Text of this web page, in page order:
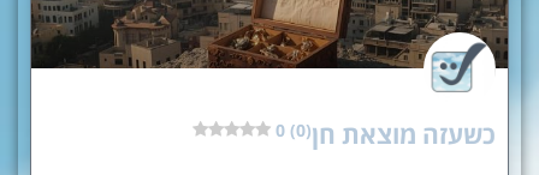
כשעזה מוצאת חן0 (0)